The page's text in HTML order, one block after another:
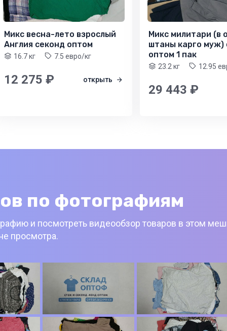
Микс весна-лето взрослый
Англия секонд оптом
16.7 кг 7.5 евро/кг
12 275 ₽ открыть
Микс милитари (в
штаны карго муж)
оптом 1 пак
23.2 кг 12.95
29 443 ₽
по фотографиям
и посмотреть видеообзор товаров в этом
просмотра.